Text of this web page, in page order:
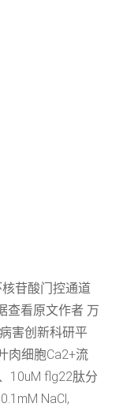
苷酸门控通道
查看原文作者 万
害创新科研平
肉细胞Ca2+流
10uM flg22肽分
NaCl,